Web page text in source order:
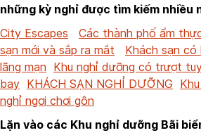
những kỳ nghỉ được tìm kiếm nhiều
City Escapes
Các thành phố ẩm
sạn mới và sắp ra mắt
Khách sạn có
lãng mạn Khu nghỉ dưỡng có trượt
bay KHÁCH SẠN NGHỈ DƯỠNG
nghỉ ngơi chơi gôn
Lặn vào các Khu nghỉ dưỡng Bãi